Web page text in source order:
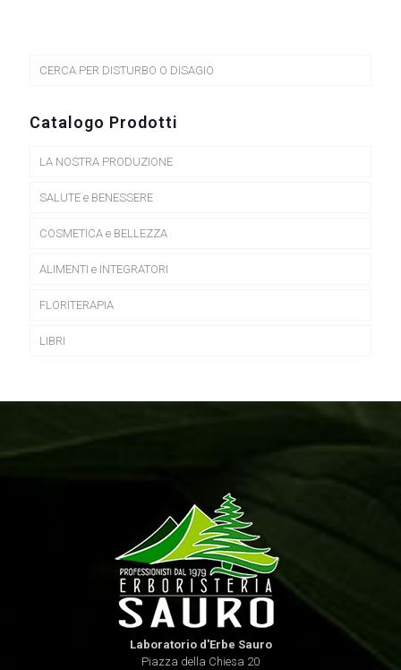
CERCA PER DISTURBO O DISAGIO
Catalogo Prodotti
LA NOSTRA PRODUZIONE
SALUTE e BENESSERE
COSMETICA e BELLEZZA
ALIMENTI e INTEGRATORI
FLORITERAPIA
LIBRI
Laboratorio d'Erbe Sauro
Piazza della Chiesa 20